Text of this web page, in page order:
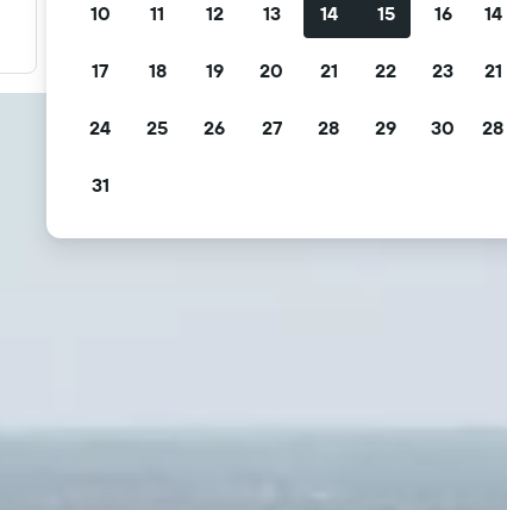
Filtre tilbudene dine
10 11 12 13 14 15 16
17 18 19 20 21 22 23
24 25 26 27 28 29 30
31
14
21
28